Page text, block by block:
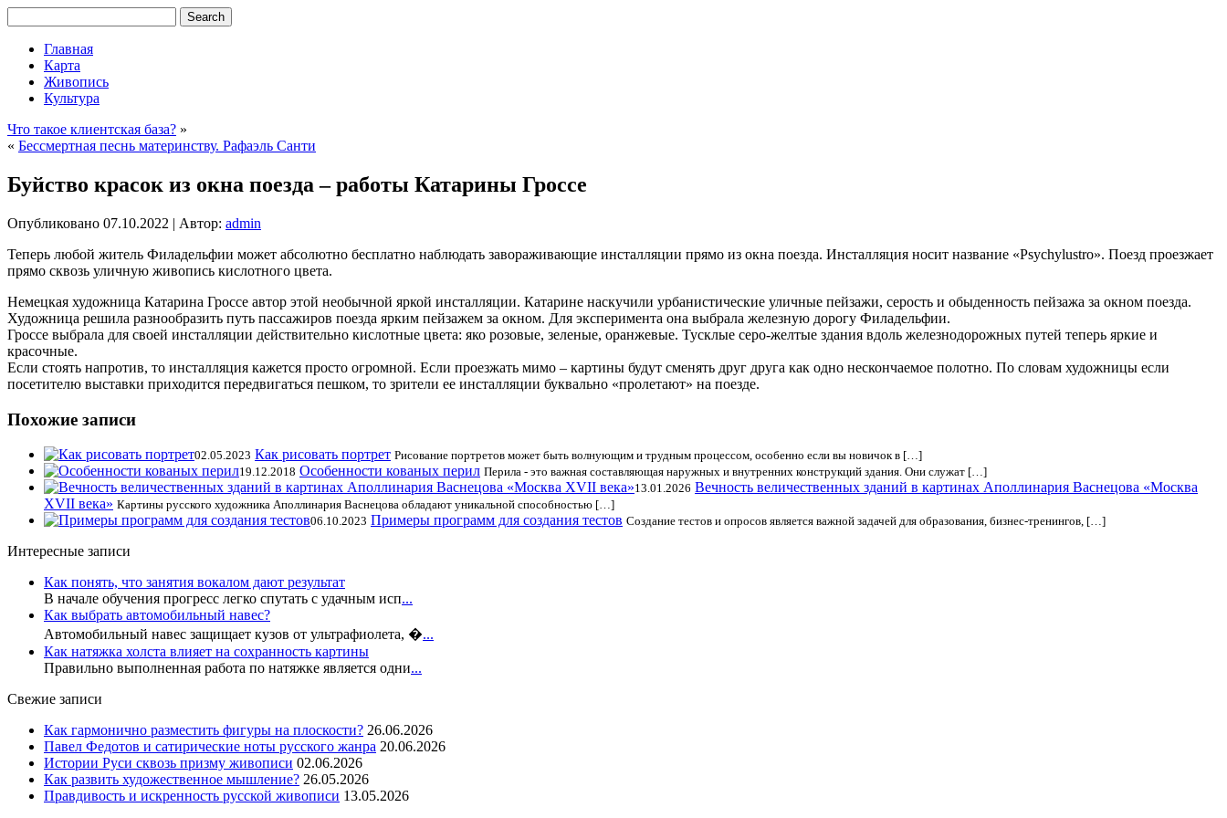
Главная
Карта
Живопись
Культура
Что такое клиентская база? »
« Бессмертная песнь материнству. Рафаэль Санти
Буйство красок из окна поезда – работы Катарины Гроссе
Опубликовано 07.10.2022 | Автор: admin
Теперь любой житель Филадельфии может абсолютно бесплатно наблюдать завораживающие инсталляции прямо из окна поезда. Инсталляция носит название «Psychylustro». Поезд проезжает
прямо сквозь уличную живопись кислотного цвета.
Немецкая художница Катарина Гроссе автор этой необычной яркой инсталляции. Катарине наскучили урбанистические уличные пейзажи, серость и обыденность пейзажа за окном поезда.
Художница решила разнообразить путь пассажиров поезда ярким пейзажем за окном. Для эксперимента она выбрала железную дорогу Филадельфии.
Гроссе выбрала для своей инсталляции действительно кислотные цвета: яко розовые, зеленые, оранжевые. Тусклые серо-желтые здания вдоль железнодорожных путей теперь яркие и
красочные.
Если стоять напротив, то инсталляция кажется просто огромной. Если проезжать мимо – картины будут сменять друг друга как одно нескончаемое полотно. По словам художницы если
посетителю выставки приходится передвигаться пешком, то зрители ее инсталляции буквально «пролетают» на поезде.
Похожие записи
02.05.2023 Как рисовать портрет Рисование портретов может быть волнующим и трудным процессом, особенно если вы новичок в […]
19.12.2018 Особенности кованых перил Перила - это важная составляющая наружных и внутренних конструкций здания. Они служат […]
13.01.2026 Вечность величественных зданий в картинах Аполлинария Васнецова «Москва
XVII века» Картины русского художника Аполлинария Васнецова обладают уникальной способностью […]
06.10.2023 Примеры программ для создания тестов Создание тестов и опросов является важной задачей для образования, бизнес-тренингов, […]
Интересные записи
Как понять, что занятия вокалом дают результат
В начале обучения прогресс легко спутать с удачным исп...
Как выбрать автомобильный навес?
Автомобильный навес защищает кузов от ультрафиолета, �...
Как натяжка холста влияет на сохранность картины
Правильно выполненная работа по натяжке является одни...
Свежие записи
Как гармонично разместить фигуры на плоскости? 26.06.2026
Павел Федотов и сатирические ноты русского жанра 20.06.2026
Истории Руси сквозь призму живописи 02.06.2026
Как развить художественное мышление? 26.05.2026
Правдивость и искренность русской живописи 13.05.2026